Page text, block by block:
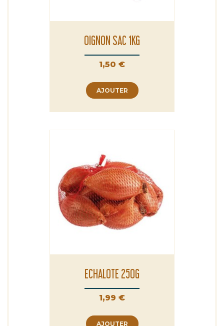
OIGNON SAC 1KG
Prix
1,50 €
AJOUTER
ECHALOTE 250G
Prix
1,99 €
AJOUTER